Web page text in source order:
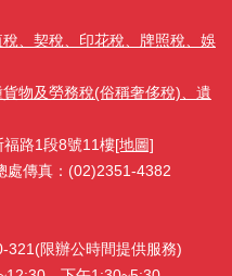
、契稅、印花稅、牌照稅、娛
物及勞務稅(俗稱奢侈稅)、遺
路1段8號11樓[地圖]
傳真：(02)2351-4382
321(限辦公時間提供服務)